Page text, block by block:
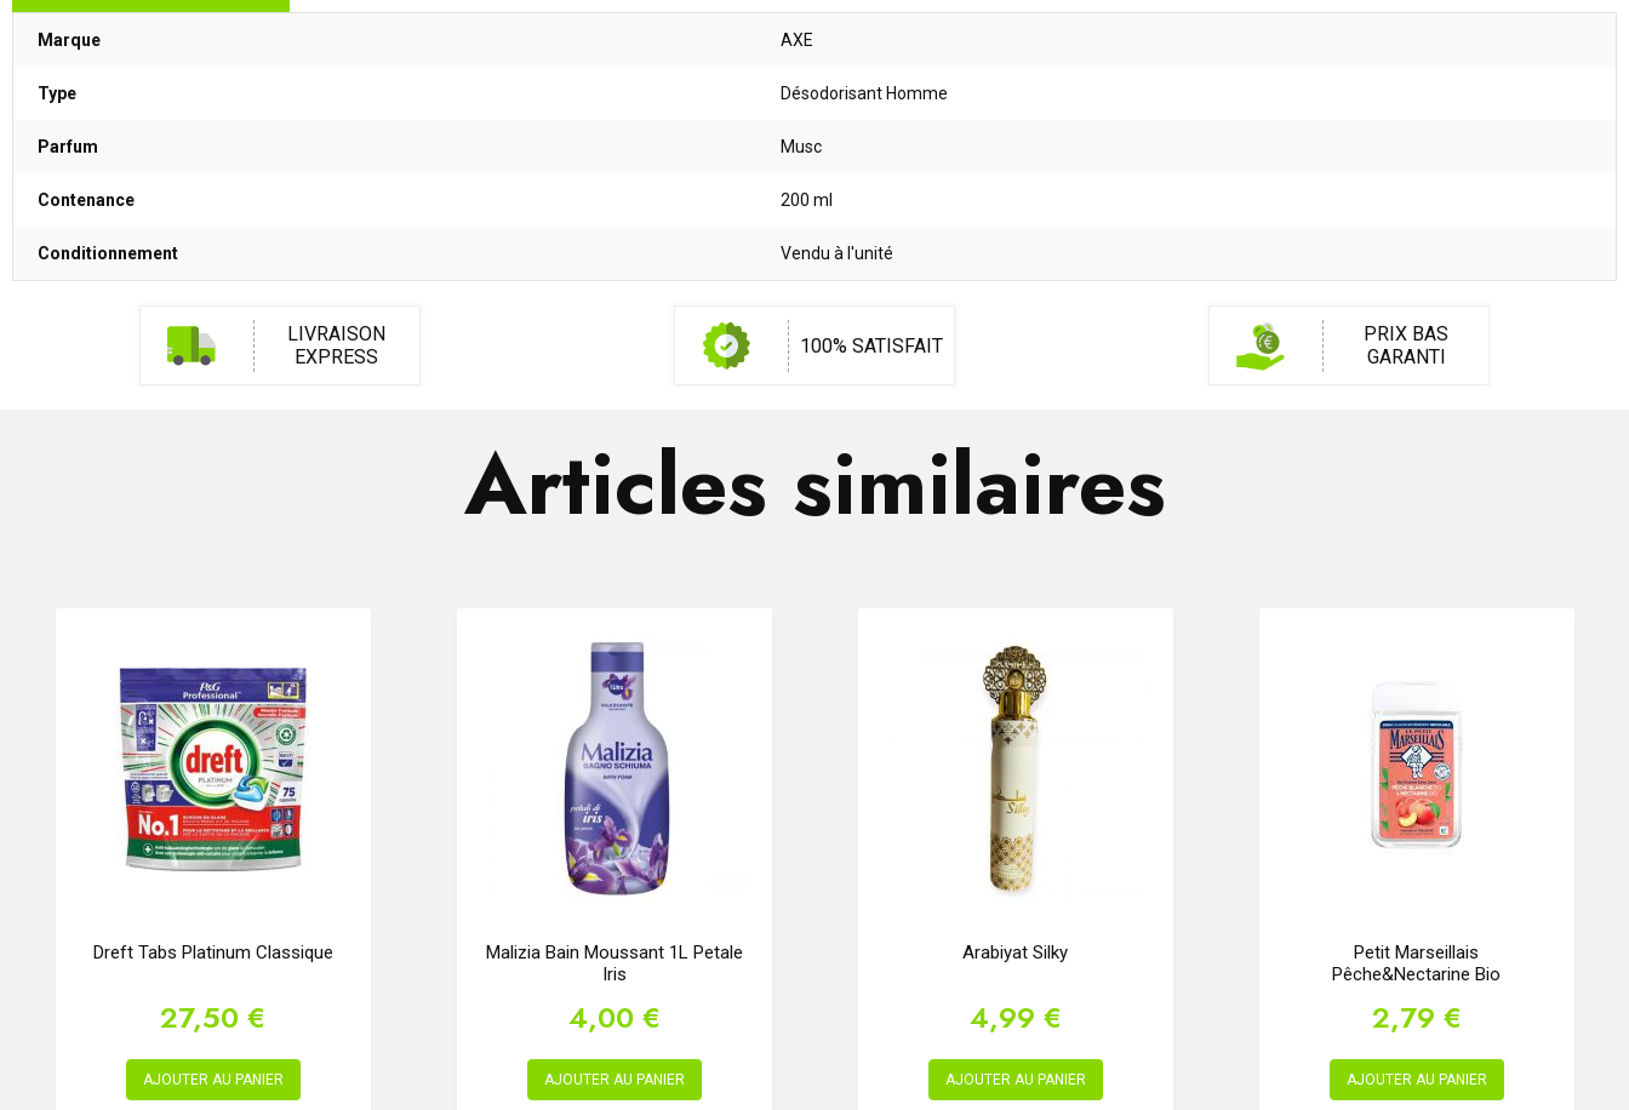
Marque AXE
Type Désodorisant Homme
Parfum Musc
Contenance 200 ml
Conditionnement Vendu à l'unité
LIVRAISON
EXPRESS
100% SATISFAIT
PRIX BAS
GARANTI
Articles similaires
Dreft Tabs Platinum Classique
27,50 €
AJOUTER AU PANIER
Malizia Bain Moussant 1L Petale
Iris
4,00 €
AJOUTER AU PANIER
Arabiyat Silky
4,99 €
AJOUTER AU PANIER
Petit Marseillais
Pêche&Nectarine Bio
2,79 €
AJOUTER AU PANIER